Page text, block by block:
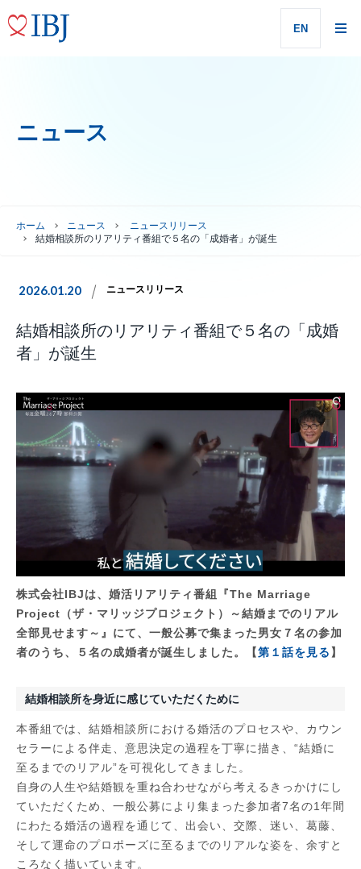
EN
ニュース
ホーム ニュース
ニュースリリース
結婚相談所のリアリティ番組で５名の「成婚者」が誕生
2026.01.20 ニュースリリース
結婚相談所のリアリティ番組で５名の「成婚
者」が誕生
株式会社IBJは、婚活リアリティ番組『The Marriage
Project（ザ・マリッジプロジェクト）～結婚までのリアル
全部見せます～』にて、一般公募で集まった男女７名の参加
者のうち、５名の成婚者が誕生しました。
【第１話を見る 】
結婚相談所を身近に感じていただくために
本番組では、結婚相談所における婚活のプロセスや、カウン
セラーによる伴走、意思決定の過程を丁寧に描き、“結婚に
至るまでのリアル”を可視化してきました。
自身の人生や結婚観を重ね合わせながら考えるきっかけにし
ていただくため、一般公募により集まった参加者7名の1年間
にわたる婚活の過程を通じて、出会い、交際、迷い、葛藤、
そして運命のプロポーズに至るまでのリアルな姿を、余すと
ころなく描いています。